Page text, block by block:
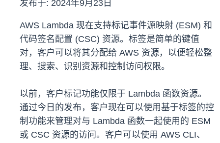
发布于: 2024年9月23日
AWS Lambda 现在支持标记事件源映射 (ESM) 和
代码签名配置 (CSC) 资源。标签是简单的键值
对，客户可以将其分配给 AWS 资源，以便轻松整
理、搜索、识别资源和控制访问权限。
以前，客户标记功能仅限于 Lambda 函数资源。
通过今日的发布，客户现在可以使用基于标签的控
制功能来管理对与 Lambda 函数一起使用的 ESM
或 CSC 资源的访问。客户可以使用 AWS CLI、